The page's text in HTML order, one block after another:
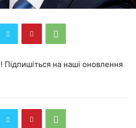
Підпишіться на наші оновлення